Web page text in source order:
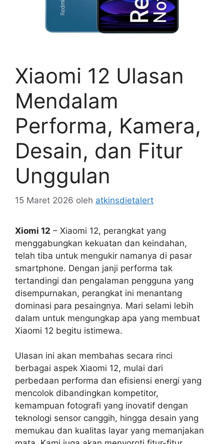
Xiaomi 12 Ulasan
Mendalam
Performa, Kamera,
Desain, dan Fitur
Unggulan
15 Maret 2026 oleh atkinsdietalert
Xiomi 12 – Xiaomi 12, perangkat yang
menggabungkan kekuatan dan keindahan,
telah tiba untuk mengukir namanya di pasar
smartphone. Dengan janji performa tak
tertandingi dan pengalaman pengguna yang
disempurnakan, perangkat ini menantang
dominasi para pesaingnya. Mari selami lebih
dalam untuk mengungkap apa yang membuat
Xiaomi 12 begitu istimewa.
Ulasan ini akan membahas secara rinci
berbagai aspek Xiaomi 12, mulai dari
perbedaan performa dan efisiensi energi yang
mencolok dibandingkan kompetitor,
kemampuan fotografi yang inovatif dengan
teknologi sensor canggih, hingga desain yang
memukau dan kualitas layar yang memanjakan